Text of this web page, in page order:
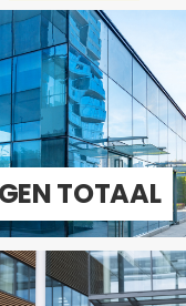
TO­TAAL